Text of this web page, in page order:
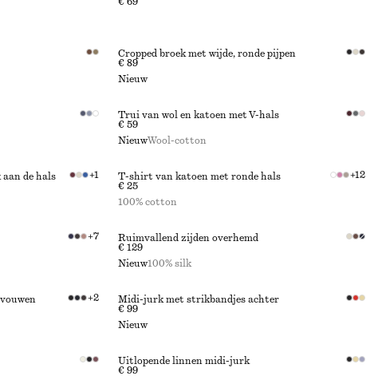
Cropped broek met wijde, ronde pijpen
€ 89
Nieuw
Trui van wol en katoen met V-hals
€ 59
NieuwWool-cotton
de hals
+1
T-shirt van katoen met ronde hals
€ 25
+12
100% cotton
+7
Ruimvallend zijden overhemd
€ 129
Nieuw100% silk
+2
Midi-jurk met strikbandjes achter
€ 99
Nieuw
Uitlopende linnen midi-jurk
€ 99